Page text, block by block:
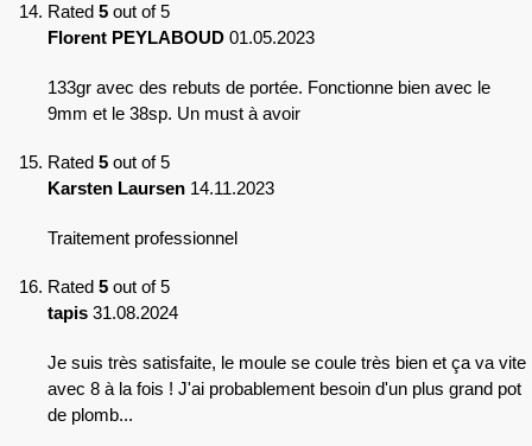
Rated 5 out of 5
Florent PEYLABOUD 01.05.2023
133gr avec des rebuts de portée. Fonctionne bien avec le
9mm et le 38sp. Un must à avoir
Rated 5 out of 5
Karsten Laursen 14.11.2023
Traitement professionnel
Rated 5 out of 5
tapis 31.08.2024
Je suis très satisfaite, le moule se coule très bien et ça va vite
avec 8 à la fois ! J'ai probablement besoin d'un plus grand pot
de plomb...